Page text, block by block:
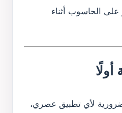
على الحاسوب أثناء
لأي تطبيق عصري،